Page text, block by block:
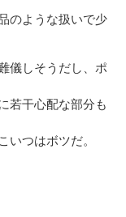
のような扱いで少
儀しそうだし、ポ
若干心配な部分も
いつはボツだ。